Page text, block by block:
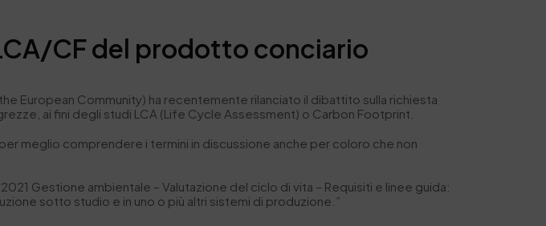
CF del prodotto conciario
European Community) ha recentemente rilanciato il dibattito sulla richiesta
ai fini degli studi LCA (Life Cycle Assessment) o Carbon Footprint.
meglio comprendere i termini in discussione anche per coloro che non
Gestione ambientale – Valutazione del ciclo di vita – Requisiti e linee guida:
sotto studio e in uno o più altri sistemi di produzione.”